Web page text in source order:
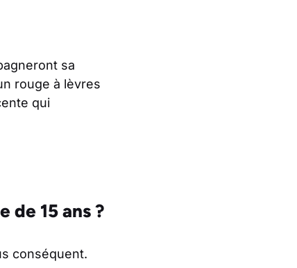
sa
rouge à lèvres
qui
de 15 ans ?
conséquent.